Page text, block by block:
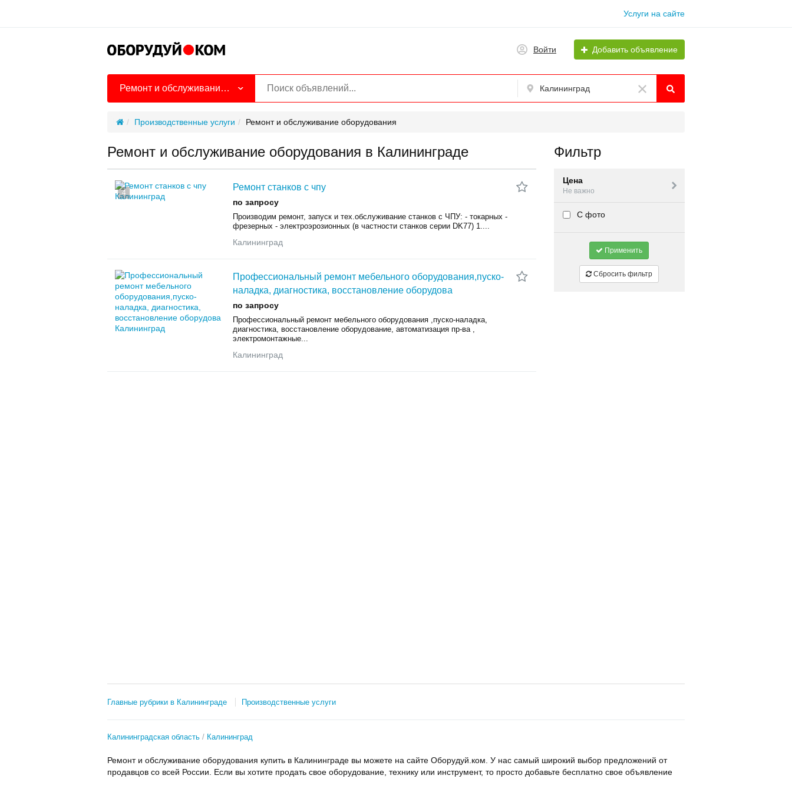
Услуги на сайте
Войти Добавить объявление
Ремонт и обслуживание оборудования Калининград
Производственные услуги Ремонт и обслуживание оборудования
Ремонт и обслуживание оборудования в Калининграде
4
Ремонт станков с чпу
по запросу
Производим ремонт, запуск и тех.обслуживание станков с ЧПУ: - токарных -
фрезерных - электроэрозионных (в частности станков серии DK77) 1....
Калининград
Профессиональный ремонт мебельного оборудования,пуско-
наладка, диагностика, восстановление оборудова
по запросу
Профессиональный ремонт мебельного оборудования ,пуско-наладка,
диагностика, восстановление оборудование, автоматизация пр-ва ,
электромонтажные...
Калининград
Фильтр
Цена
Не важно
С фото
Применить
Сбросить фильтр
Главные рубрики в Калининграде Производственные услуги
Калининградская область Калининград
Ремонт и обслуживание оборудования купить в Калининграде вы можете на сайте Оборудуй.ком. У нас самый широкий выбор предложений от
продавцов со всей России. Если вы хотите продать свое оборудование, технику или инструмент, то просто добавьте бесплатно свое объявление